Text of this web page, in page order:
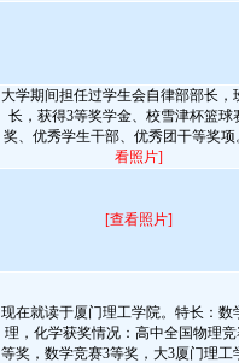
大学期间担任过学生会自律部部长，
长，获得3等奖学金、校雪津杯篮球
奖、优秀学生干部、优秀团干等奖项
看照片]
[查看照片]
现在就读于厦门理工学院。特长：数
理，化学获奖情况：高中全国物理竞
等奖，数学竞赛3等奖，大3厦门理工